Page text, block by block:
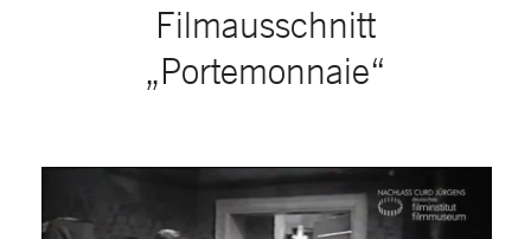
Filmausschnitt
„Portemonnaie“